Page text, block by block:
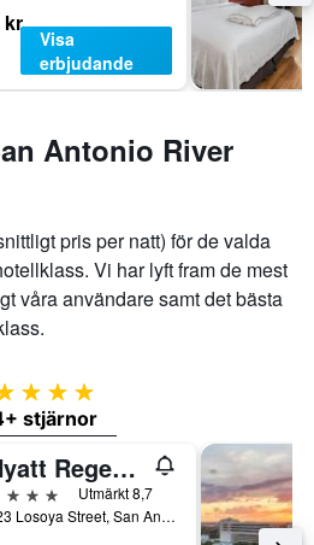
kr
Visa
erbjudande
Antonio River
pris per natt) för de valda
Vi har lyft fram de mest
våra användare samt det bästa
4 stjärnor
stjärnor
Hyatt Regency San Antonio Riverwalk
Utmärkt 8,7
123 Losoya Street, San Antonio, TX, USA